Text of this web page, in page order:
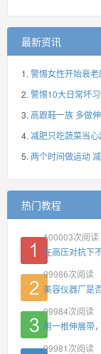
最新资讯
警惕女性开始衰
警惕10大日常坏
高跟鞋一族 多做
减肥只吃蔬菜当
两个时间做运动
热门教程
100003次阅读
在高压对抗下
99986次阅读
美容仪器厂是
99984次阅读
用一根伸展带
99981 次阅读